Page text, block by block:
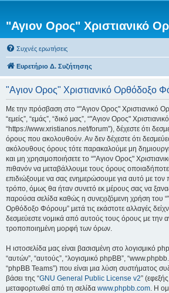
"Αγιον Ορος" Χριστιανικό
Συχνές ερωτήσεις
Ευρετήριο Δ. Συζήτησης
"Αγιον Ορος" Χριστιανικό Ορθόδοξο
Με την πρόσβαση στο “"Αγιον Ορος" Χριστιανικό
“εμείς”, “εμάς”, “δικό μας”, “"Αγιον Ορος"
“https://www.xristianos.net/forum”), δέχεστε ότι
όρους που ακολουθούν. Αν δεν δέχεστε ότι
ακόλουθους όρους τότε παρακαλούμε μη
και μη χρησιμοποιήσετε το “"Αγιον Ορος"
πιθανόν να μεταβάλλουμε τους όρους οποιαδήποτε
επιδιώξουμε να σας ενημερώσουμε για αυτό με
τρόπο, όμως θα ήταν συνετό εκ μέρους σας να
παρούσα σελίδα καθώς η συνεχιζόμενη χρήση του
Ορθόδοξο Φόρουμ” μετά τις εκάστοτε αλλαγές
δεσμεύεστε νομικά από αυτούς τους όρους με την
τροποποιημένη μορφή των όρων.
Η ιστοσελίδα μας είναι βασισμένη στο λογισμικό
“αυτών”, “αυτούς”, “λογισμικό phpBB”,
“phpBB Teams”) που είναι μια λύση συστήματος
βάσει της “GNU General Public License v2”
μεταφορτωθεί από τη σελίδα www.phpbb.com. Η